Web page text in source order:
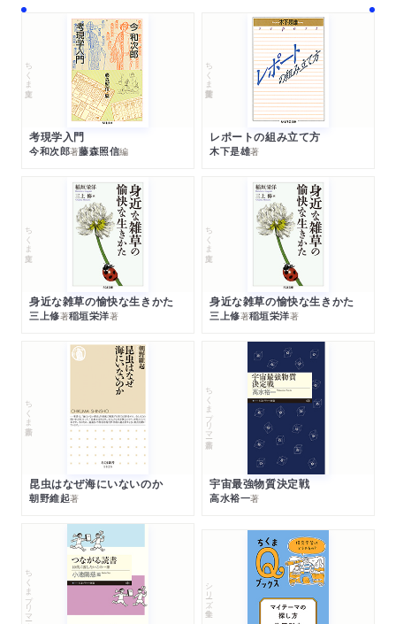
ちくま文庫
考現学入門
今和次郎著藤森照信編
ちくま学芸文庫
レポートの組み立て方
木下是雄著
ちくま文庫
身近な雑草の愉快な生きかた
三上修著稲垣栄洋著
ちくま文庫
身近な雑草の愉快な生きかた
三上修著稲垣栄洋著
ちくま新書
昆虫はなぜ海にいないのか
朝野維起著
ちくまプリマー新書
宇宙最強物質決定戦
高水裕一著
ちくまプリマー新書 シリーズ・全集